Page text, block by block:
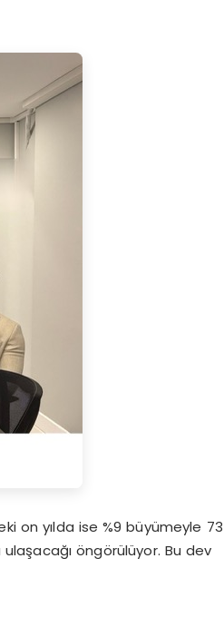
on yılda ise %9 büyümeyle 73
öngörülüyor. Bu dev